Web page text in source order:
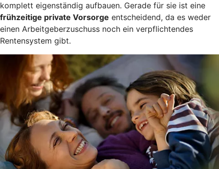
komplett eigenständig aufbauen. Gerade für sie ist eine
frühzeitige private Vorsorge entscheidend, da es weder
einen Arbeitgeberzuschuss noch ein verpflichtendes
Rentensystem gibt.